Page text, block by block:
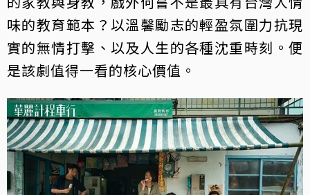
味的教育範本？以溫馨勵志的輕盈氛圍力抗現
實的無情打擊、以及人生的各種沈重時刻。便
是該劇值得一看的核心價值。